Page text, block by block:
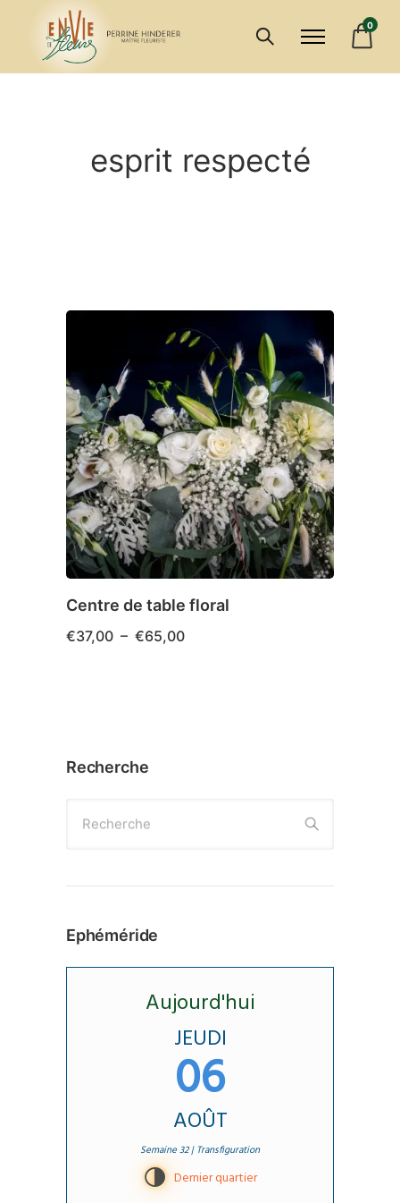
0
esprit respecté
Centre de table floral
€37,00 – €65,00Plage
plusieurs
options
être
sur
Recherche
Recherche
Ephéméride
Aujourd'hui
JEUDI
06
AOÛT
Semaine 32 | Transfiguration
T Dernier quartier